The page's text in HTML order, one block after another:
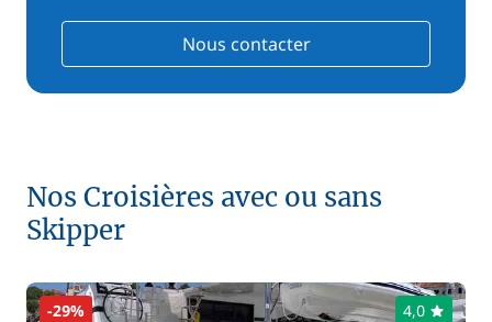
Nous contacter
Nos Croisières avec ou sans
Skipper
-29% 4,0